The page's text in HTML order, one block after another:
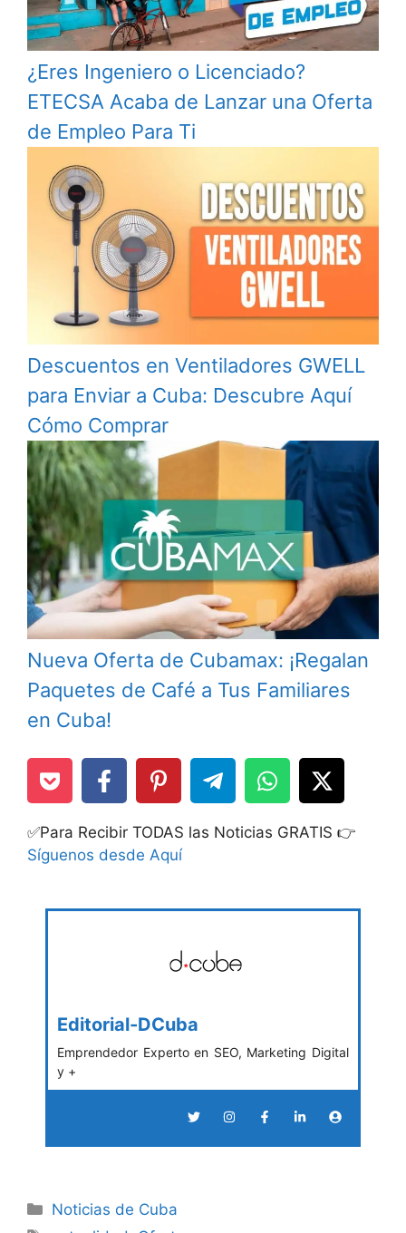
¿Eres Ingeniero o Licenciado?
ETECSA Acaba de Lanzar una Oferta
de Empleo Para Ti
Descuentos en Ventiladores GWELL
para Enviar a Cuba: Descubre Aquí
Cómo Comprar
Nueva Oferta de Cubamax: ¡Regalan
Paquetes de Café a Tus Familiares
en Cuba!
✅Para Recibir TODAS las Noticias GRATIS 👉
Síguenos desde Aquí
Editorial-DCuba
Emprendedor Experto en SEO, Marketing Digital
y +
Categories
Noticias de Cuba